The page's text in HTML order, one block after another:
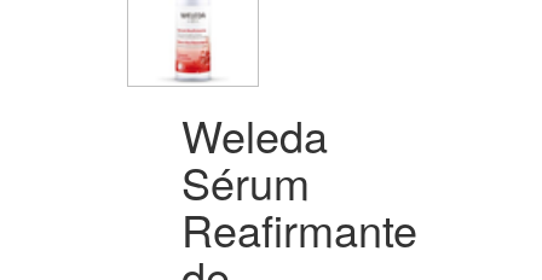
Weleda
Sérum
Reafirmante